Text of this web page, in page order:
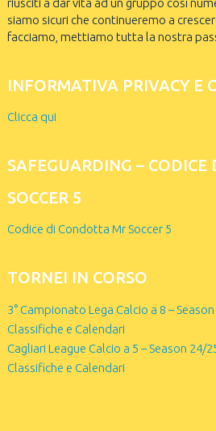
riusciti a dar vita ad un gruppo così
siamo sicuri che continueremo a
facciamo, mettiamo tutta la nostra
INFORMATIVA PRIVACY E
Clicca qui
SAFEGUARDING –
SOCCER 5
Codice di Condotta Mr Soccer 5
TORNEI IN CORSO
3° Campionato Lega Calcio a 8 –
Classifiche e Calendari
Cagliari League Calcio a 5 – Season 24/
Classifiche e Calendari